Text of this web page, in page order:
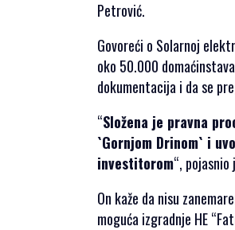
Petrović.
Govoreći o Solarnoj
oko 50.000
dokumentacija i da se
“Složena je pravna
`Gornjom Drinom` i
investitorom“,
On kaže da nisu
moguća izgradnje HE